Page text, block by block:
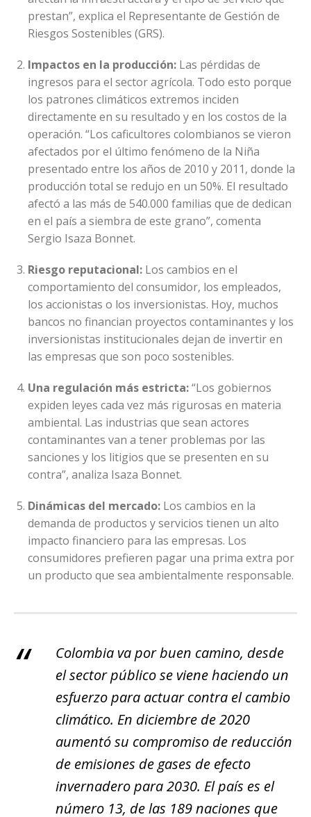
prestan”, explica el Representante de Gestión de
Riesgos Sostenibles (GRS).
Impactos en la producción: Las pérdidas de
ingresos para el sector agrícola. Todo esto porque
los patrones climáticos extremos inciden
directamente en su resultado y en los costos de la
operación. “Los caficultores colombianos se vieron
afectados por el último fenómeno de la Niña
presentado entre los años de 2010 y 2011, donde la
producción total se redujo en un 50%. El resultado
afectó a las más de 540.000 familias que de dedican
en el país a siembra de este grano”, comenta
Sergio Isaza Bonnet.
Riesgo reputacional: Los cambios en el
comportamiento del consumidor, los empleados,
los accionistas o los inversionistas. Hoy, muchos
bancos no financian proyectos contaminantes y los
inversionistas institucionales dejan de invertir en
las empresas que son poco sostenibles.
Una regulación más estricta:“Los gobiernos
expiden leyes cada vez más rigurosas en materia
ambiental. Las industrias que sean actores
contaminantes van a tener problemas por las
sanciones y los litigios que se presenten en su
contra”, analiza Isaza Bonnet.
Dinámicas del mercado: Los cambios en la
demanda de productos y servicios tienen un alto
impacto financiero para las empresas. Los
consumidores prefieren pagar una prima extra por
un producto que sea ambientalmente responsable.
Colombia va por buen camino, desde
el sector público se viene haciendo un
esfuerzo para actuar contra el cambio
climático. En diciembre de 2020
aumentó su compromiso de reducción
de emisiones de gases de efecto
invernadero para 2030. El país es el
número 13, de las 189 naciones que